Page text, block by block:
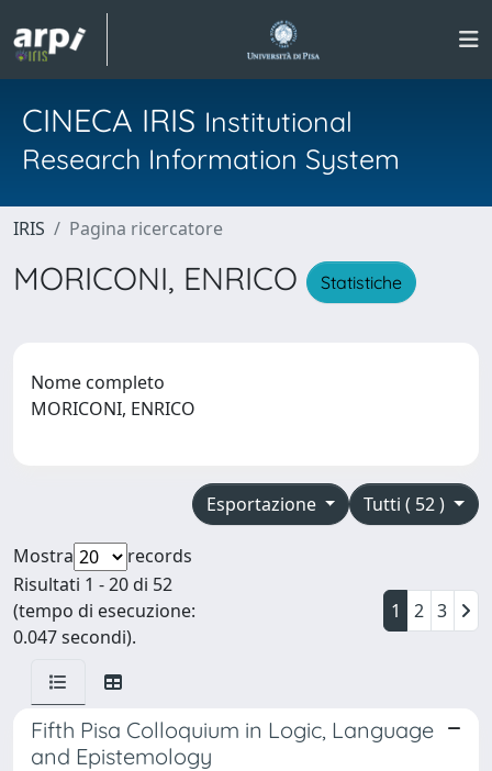
CINECA IRIS Institutional
Research Information System
IRIS Pagina ricercatore
MORICONI, ENRICO Statistiche
Nome completo
MORICONI, ENRICO
Tutti ( 52 )
Esportazione
Mostra
records
Risultati 1 - 20 di 52
(tempo di esecuzione:
0.047 secondi).
1 2 3
Fifth Pisa Colloquium in Logic, Language
and Epistemology